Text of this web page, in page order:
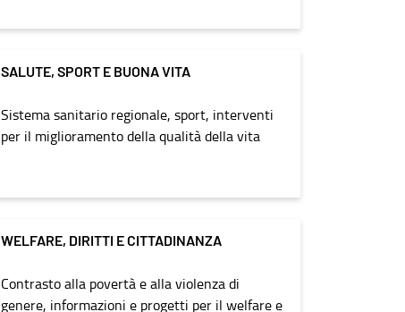
SALUTE, SPORT E BUONA VITA
Sistema sanitario regionale, sport, interventi
per il miglioramento della qualità della vita
WELFARE, DIRITTI E CITTADINANZA
Contrasto alla povertà e alla violenza di
genere, informazioni e progetti per il welfare e